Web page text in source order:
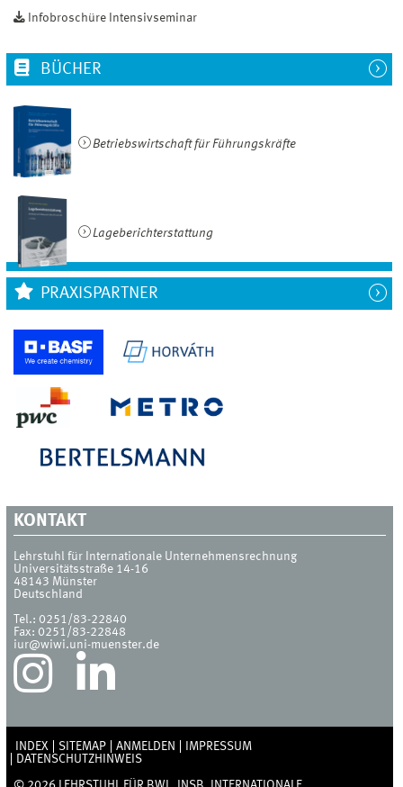
Infobroschüre Intensivseminar
BÜCHER
Betriebswirtschaft für Führungskräfte
Lageberichterstattung
PRAXISPARTNER
KONTAKT
Lehrstuhl für Internationale Unternehmensrechnung
Universitätsstraße 14-16
48143 Münster
Deutschland
Tel.: 0251/83-22840
Fax: 0251/83-22848
iur@wiwi.uni-muenster.de
INDEX SITEMAP ANMELDEN
IMPRESSUM
DATENSCHUTZHINWEIS